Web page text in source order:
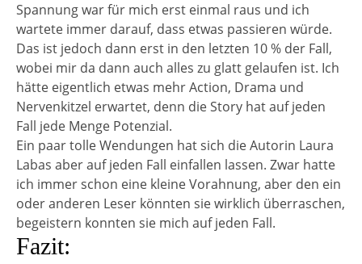
Spannung war für mich erst einmal raus und ich
wartete immer darauf, dass etwas passieren würde.
Das ist jedoch dann erst in den letzten 10 % der Fall,
wobei mir da dann auch alles zu glatt gelaufen ist. Ich
hätte eigentlich etwas mehr Action, Drama und
Nervenkitzel erwartet, denn die Story hat auf jeden
Fall jede Menge Potenzial.
Ein paar tolle Wendungen hat sich die Autorin Laura
Labas aber auf jeden Fall einfallen lassen. Zwar hatte
ich immer schon eine kleine Vorahnung, aber den ein
oder anderen Leser könnten sie wirklich überraschen,
begeistern konnten sie mich auf jeden Fall.
Fazit: